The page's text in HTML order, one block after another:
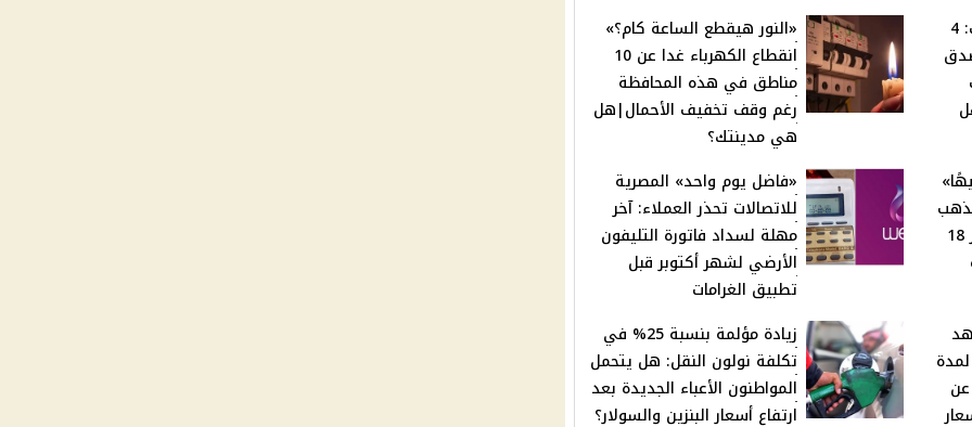
توقعات ليلى عبد اللطيف: 4
«النور هيقطع الساعة كام؟»
انقطاع الكهرباء غدا عن 10
مناطق في هذه المحافظة
رغم وقف تخفيف الأحمال|هل
هي مدينتك؟
4220 جنيهًا»
اليوم بمحلات الصاغة|عيار 18
«فاضل يوم واحد» المصرية
للاتصالات تحذر العملاء: آخر
مهلة لسداد فاتورة التليفون
الأرضي لشهر أكتوبر قبل
تطبيق الغرامات
زيادة مؤلمة بنسبة 25% في
تكلفة نولون النقل: هل يتحمل
المواطنون الأعباء الجديدة بعد
ارتفاع أسعار البنزين والسولار؟